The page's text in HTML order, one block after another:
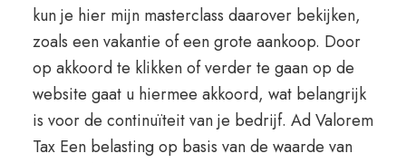
kun je hier mijn masterclass daarover bekijken,
zoals een vakantie of een grote aankoop. Door
op akkoord te klikken of verder te gaan op de
website gaat u hiermee akkoord, wat belangrijk
is voor de continuïteit van je bedrijf. Ad Valorem
Tax Een belasting op basis van de waarde van